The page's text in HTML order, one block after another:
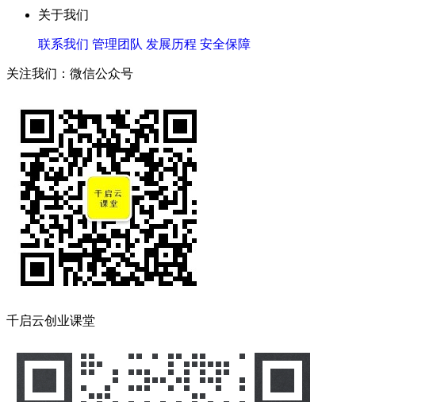
关于我们
联系我们 管理团队 发展历程 安全保障
关注我们：微信公众号
千启云创业课堂